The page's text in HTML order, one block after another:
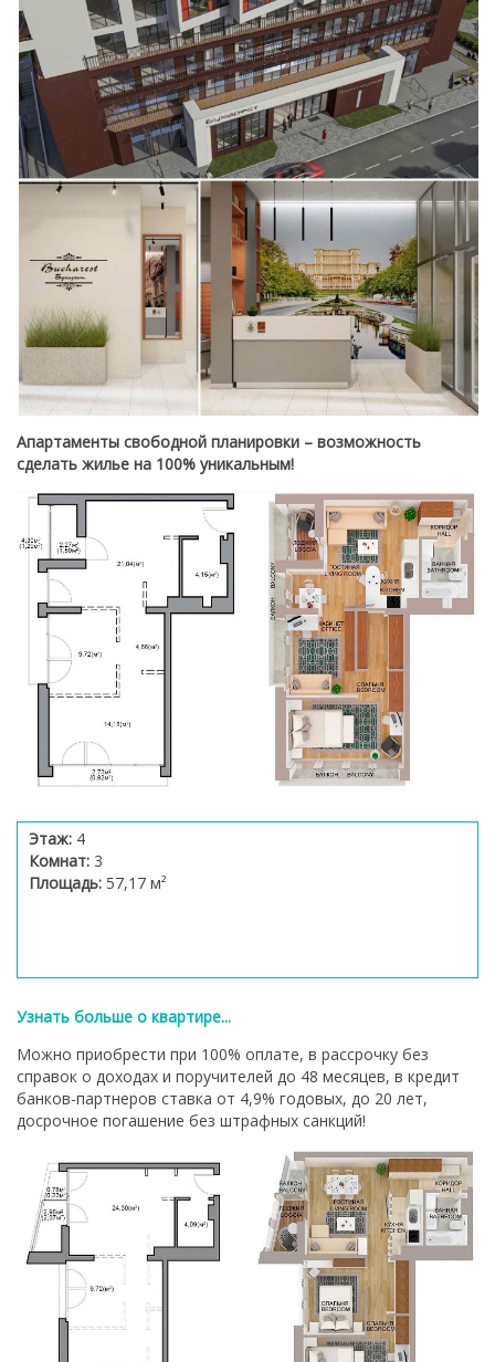
Апартаменты свободной планировки – возможность
сделать жилье на 100% уникальным!
Этаж: 4
Комнат: 3
Площадь: 57,17 м²
Узнать больше о квартире...
Можно приобрести при 100% оплате, в рассрочку без
справок о доходах и поручителей до 48 месяцев, в кредит
банков-партнеров ставка от 4,9% годовых, до 20 лет,
досрочное погашение без штрафных санкций!